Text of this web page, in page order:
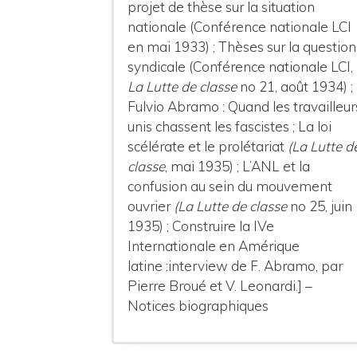
projet de thèse sur la situation
nationale (Conférence nationale LCI
en mai 1933) ; Thèses sur la question
syndicale (Conférence nationale LCI,
La Lutte de classeno 21, août 1934) ;
Fulvio Abramo : Quand les
unis chassent les fascistes ; La loi
scélérate et le prolétariat (La Lutte
classe, mai 1935) ; L’ANL et la
confusion au sein du mouvement
ouvrier (La Lutte de classeno 25, juin
1935) ; Construire la IVe
Internationale en Amérique
latine :interview de F. Abramo, par
Pierre Broué et V. Leonardi.] –
Notices biographiques